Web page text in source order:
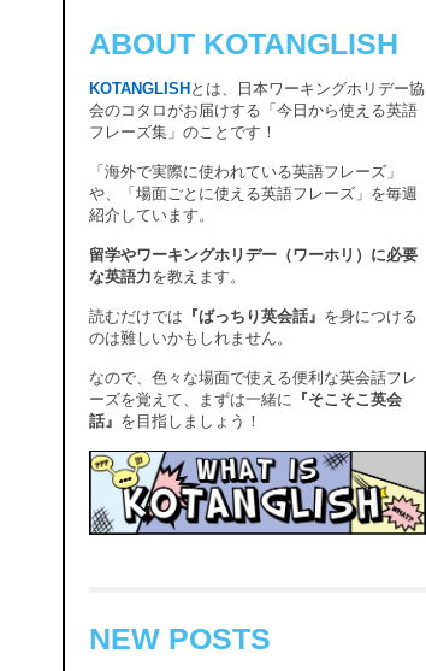
ABOUT KOTANGLISH
KOTANGLISH とは、日本ワーキングホリデー協
会のコタロがお届けする「今日から使える英語
フレーズ集」のことです！
「海外で実際に使われている英語フレーズ」
や、「場面ごとに使える英語フレーズ」を毎週
紹介しています。
留学やワーキングホリデー（ワーホリ）に必要
な英語力を教えます。
読むだけでは 『ばっちり英会話』 を身につける
のは難しいかもしれません。
なので、色々な場面で使える便利な英会話フレ
ーズを覚えて、まずは一緒に 『そこそこ英会
話』 を目指しましょう！
NEW POSTS